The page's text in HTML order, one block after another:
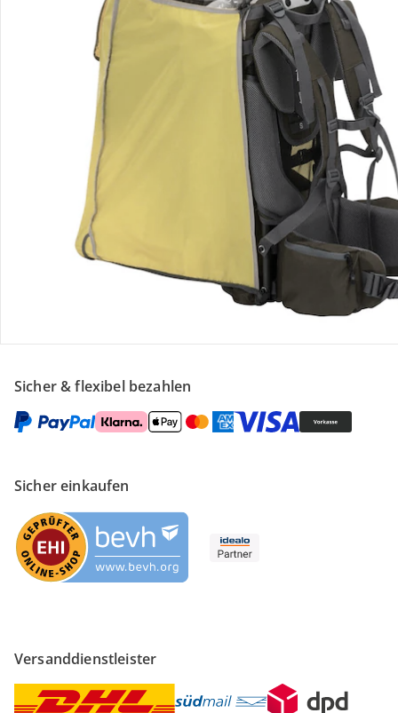
Retoure & Reklamation
Gutscheine & Aktionen
Kontakt & Service
Filialen & Beratung
Sicher & flexibel bezahlen
Sicher einkaufen
Versanddienstleister